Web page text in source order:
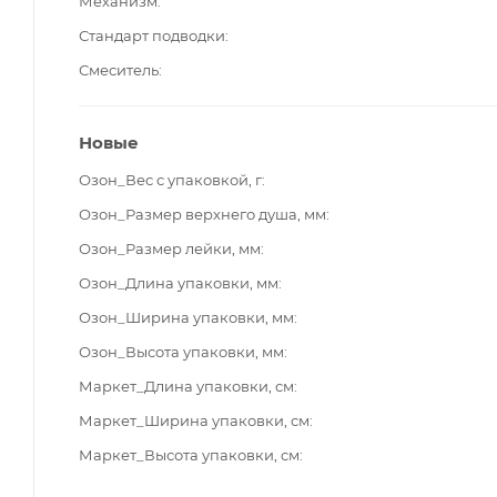
Стандарт подводки
Смеситель
Новые
Озон_Вес с упаковкой, г
Озон_Размер верхнего душа, мм
Озон_Размер лейки, мм
Озон_Длина упаковки, мм
Озон_Ширина упаковки, мм
Озон_Высота упаковки, мм
Маркет_Длина упаковки, см
Маркет_Ширина упаковки, см
Маркет_Высота упаковки, см